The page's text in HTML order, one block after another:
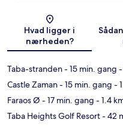
Hvad ligger i
nærheden?
Taba-stranden- 15 min. gang
Castle Zaman- 15 min. gang -
Faraos Ø - 17 min. gang - 1.4
Taba Heights Golf Resort- 42